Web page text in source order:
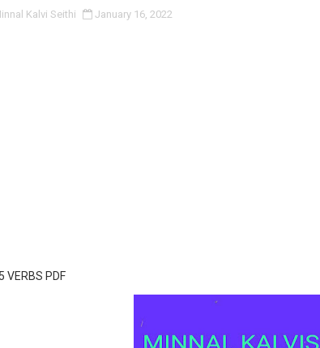
பள்ளி காலை வழிபாட்டுச் செயல்பாடுகள் - டிசம்பர் 17
Kalvi Seithi January 16, 2022
VERBS PDF